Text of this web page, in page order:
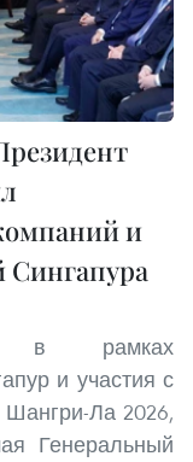
и
Сингапура
в рамках
и участия с
Ла 2026,
Генеральный